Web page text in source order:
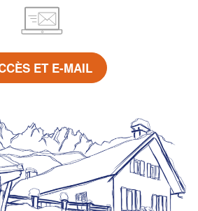
ET E-MAIL